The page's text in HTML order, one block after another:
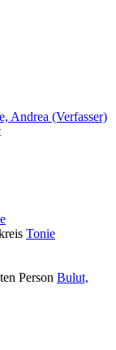
Andrea (Verfasser)
Tonie
Person Bulut,